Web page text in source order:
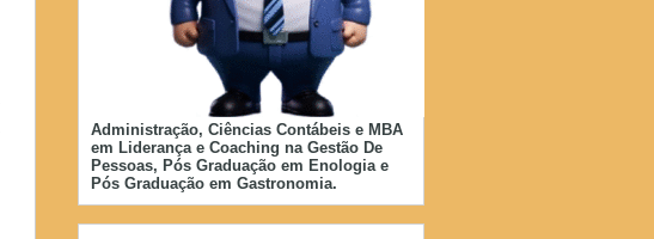
Administração, Ciências Contábeis e MBA
em Liderança e Coaching na Gestão De
Pessoas, Pós Graduação em Enologia e
Pós Graduação em Gastronomia.